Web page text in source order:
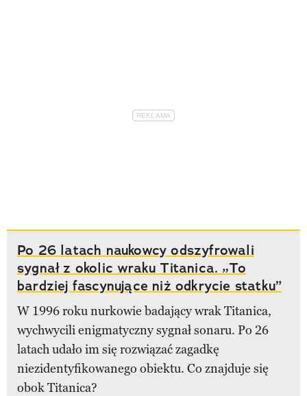
Po 26 latach naukowcy odszyfrowali
sygnał z okolic wraku Titanica. „To
bardziej fascynujące niż odkrycie statku”
W 1996 roku nurkowie badający wrak Titanica,
wychwycili enigmatyczny sygnał sonaru. Po 26
latach udało im się rozwiązać zagadkę
niezidentyfikowanego obiektu. Co znajduje się
obok Titanica?